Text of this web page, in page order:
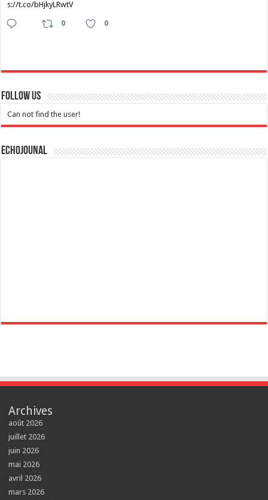
s://t.co/bHjkyLRwtV
0 0
Follow Us
Can not find the user!
Echojounal
Archives
août 2026
juillet 2026
juin 2026
mai 2026
avril 2026
mars 2026